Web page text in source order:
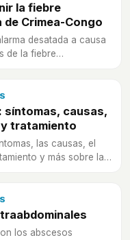
la fiebre
de Crimea-Congo
desatada a causa
de la fiebre
te ocurra.
síntomas, causas,
tratamiento
las causas, el
y más sobre la
los abscesos